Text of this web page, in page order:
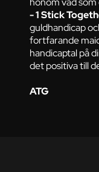
- 1 Stick
guldhandicap
fortfarande
handicaptal på
det positiva till
ATG